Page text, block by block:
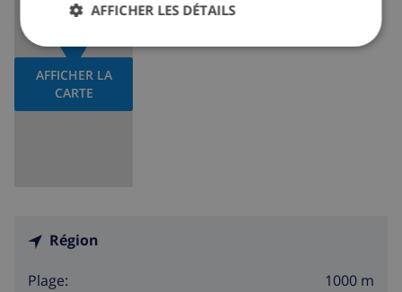
AFFICHER LA
CARTE
Région
Plage:
1000 m
AFFICHER LES DÉTAILS